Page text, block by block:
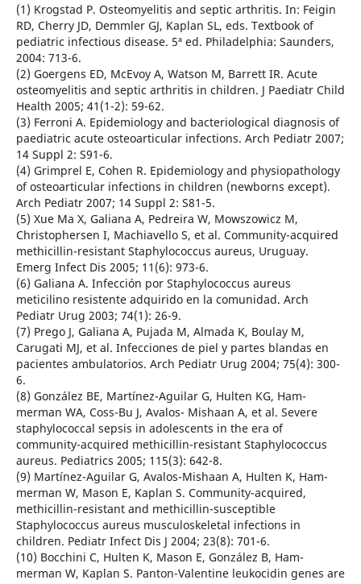
(1) Krogstad P. Osteomyelitis and septic arthritis. In: Feigin
RD, Cherry JD, Demmler GJ, Kaplan SL, eds. Textbook of
pediatric infectious disease. 5ª ed. Philadelphia: Saunders,
2004: 713-6.
(2) Goergens ED, McEvoy A, Watson M, Barrett IR. Acute
osteomyelitis and septic arthritis in children. J Paediatr Child
Health 2005; 41(1-2): 59-62.
(3) Ferroni A. Epidemiology and bacteriological diagnosis of
paediatric acute osteoarticular infections. Arch Pediatr 2007;
14 Suppl 2: S91-6.
(4) Grimprel E, Cohen R. Epidemiology and physiopathology
of osteoarticular infections in children (newborns except).
Arch Pediatr 2007; 14 Suppl 2: S81-5.
(5) Xue Ma X, Galiana A, Pedreira W, Mowszowicz M,
Christophersen I, Machiavello S, et al. Community-acquired
methicillin-resistant Staphylococcus aureus, Uruguay.
Emerg Infect Dis 2005; 11(6): 973-6.
(6) Galiana A. Infección por Staphylococcus aureus
meticilino resistente adquirido en la comunidad. Arch
Pediatr Urug 2003; 74(1): 26-9.
(7) Prego J, Galiana A, Pujada M, Almada K, Boulay M,
Carugati MJ, et al. Infecciones de piel y partes blandas en
pacientes ambulatorios. Arch Pediatr Urug 2004; 75(4): 300-
6.
(8) González BE, Martínez-Aguilar G, Hulten KG, Ham-
merman WA, Coss-Bu J, Avalos- Mishaan A, et al. Severe
staphylococcal sepsis in adolescents in the era of
community-acquired methicillin-resistant Staphylococcus
aureus. Pediatrics 2005; 115(3): 642-8.
(9) Martínez-Aguilar G, Avalos-Mishaan A, Hulten K, Ham-
merman W, Mason E, Kaplan S. Community-acquired,
methicillin-resistant and methicillin-susceptible
Staphylococcus aureus musculoskeletal infections in
children. Pediatr Infect Dis J 2004; 23(8): 701-6.
(10) Bocchini C, Hulten K, Mason E, González B, Ham-
merman W, Kaplan S. Panton-Valentine leukocidin genes are